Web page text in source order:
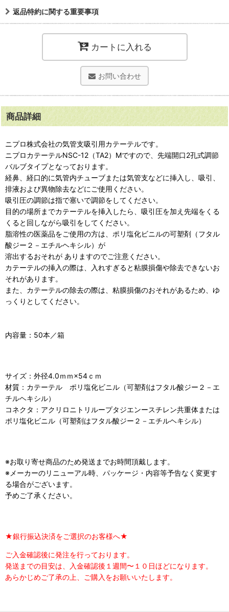
返品特約に関する重要事項
カートに入れる
お問い合わせ
商品詳細
ニプロ株式会社の気管支吸引用カテーテルです。
ニプロカテーテルNSC-12（TA2）Mですので、先端開口2孔式調節
バルブタイプとなっております。
経鼻、経口的に気管内チューブまたは気管支などに挿入し、吸引、
排液および異物除去などにご使用ください。
吸引圧の調節は指で塞いで調節をしてください。
目的の場所までカテーテルを挿入したら、吸引圧を加え先端をくる
くると回しながら吸引をしてください。
脂溶性の医薬品をご使用の方は、ポリ塩化ビニルの可塑剤（フタル
酸ジー２－エチルヘキシル）が
溶出するおそれが ありますのでご注意ください。
カテーテルの挿入の際は、入れすぎると粘膜損傷や除去できないお
それがあります。
また、カテーテルの除去の際は、粘膜損傷のおそれがあるため、ゆ
っくりとしてください。
内容量：50本／箱
サイズ：外径4.0ｍｍ×54ｃｍ
材質：カテーテル ポリ塩化ビニル（可塑剤はフタル酸ジー２－エ
チルヘキシル）
コネクタ：アクリロニトリループタジエンースチレン共重体または
ポリ塩化ビニル（可塑剤はフタル酸ジー２－エチルヘキシル）
※お取り寄せ商品のため発送までお時間頂戴します。
※メーカーのリニューアル時、パッケージ・内容等予告なく変更す
る場合がございます。
予めご了承ください。
★銀行振込決済をご選択のお客様へ★
ご入金確認後に発注を行っております。
発送までの目安は、入金確認後１週間〜１０日ほどになります。
あらかじめご了承の上、ご購入をお願いいたします。